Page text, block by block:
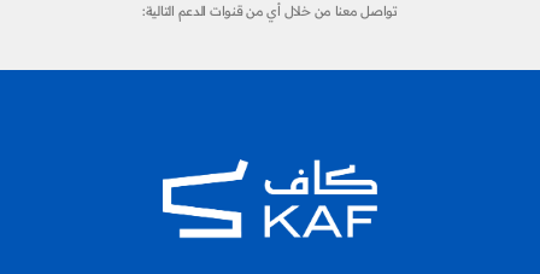
تواصل معنا من خلال أي من قنوات الدعم التالية: